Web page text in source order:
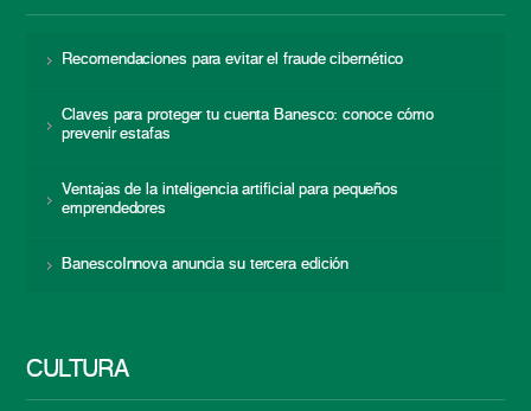
Recomendaciones para evitar el fraude cibernético
Claves para proteger tu cuenta Banesco: conoce cómo
prevenir estafas
Ventajas de la inteligencia artificial para pequeños
emprendedores
BanescoInnova anuncia su tercera edición
CULTURA